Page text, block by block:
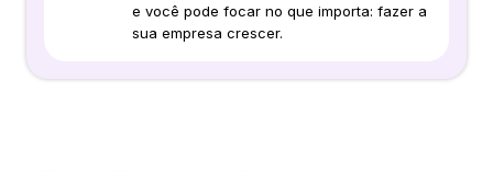
e você pode focar no que importa: fazer a
sua empresa crescer.